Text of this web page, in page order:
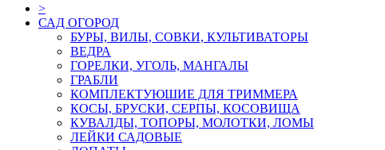
>
САД ОГОРОД
БУРЫ, ВИЛЫ, СОВКИ, КУЛЬТИВАТОРЫ
ВЕДРА
ГОРЕЛКИ, УГОЛЬ, МАНГАЛЫ
ГРАБЛИ
КОМПЛЕКТУЮШИЕ ДЛЯ ТРИММЕРА
КОСЫ, БРУСКИ, СЕРПЫ, КОСОВИЩА
КУВАЛДЫ, ТОПОРЫ, МОЛОТКИ, ЛОМЫ
ЛЕЙКИ САДОВЫЕ